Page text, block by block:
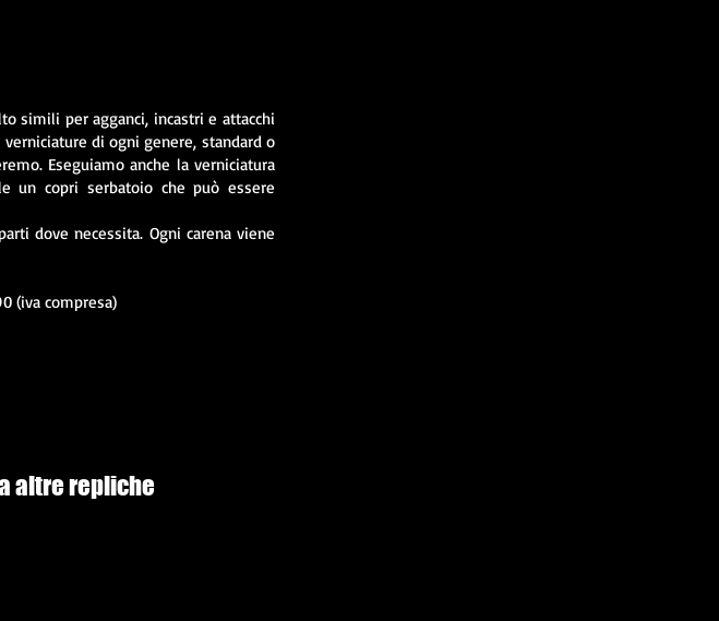
simili per agganci, incastri e attacchi
di ogni genere, standard o
Eseguiamo anche la verniciatura
un copri serbatoio che può essere
dove necessita. Ogni carena viene
(iva compresa)
altre repliche